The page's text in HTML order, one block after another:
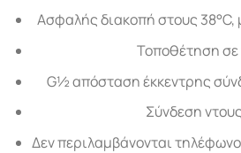
Ασφαλής διακοπή στους 38°C,
Τοποθέτηση σε
G½ απόσταση έκκεντρης
Σύνδεση
Δεν περιλαμβάνονται